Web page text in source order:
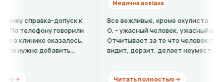
Все вежливые, кроме окулиста - Штыркало
О. - ужасный человек, ужасный врач.
Отчитывает за то что человек плохо
видит, дерзит, делает неуместные
сайте
факту на
барышня